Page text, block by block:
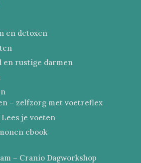
en detoxen
en rustige darmen
– zelfzorg met voetreflex
je voeten
ebook
– Cranio Dagworkshop